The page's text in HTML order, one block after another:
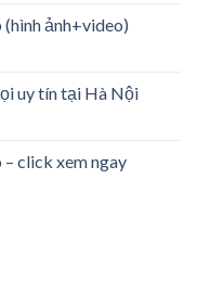
ảnh+video)
uy tín tại Hà Nội
click xem ngay